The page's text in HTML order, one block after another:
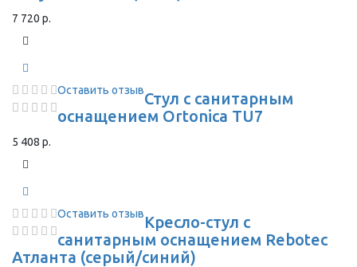
7 720 р.
Оставить отзывСтул с санитарным
оснащением Ortonica TU7
5 408 р.
Оставить отзывКресло-стул с
санитарным оснащением Rebotec
Атланта (серый/синий)